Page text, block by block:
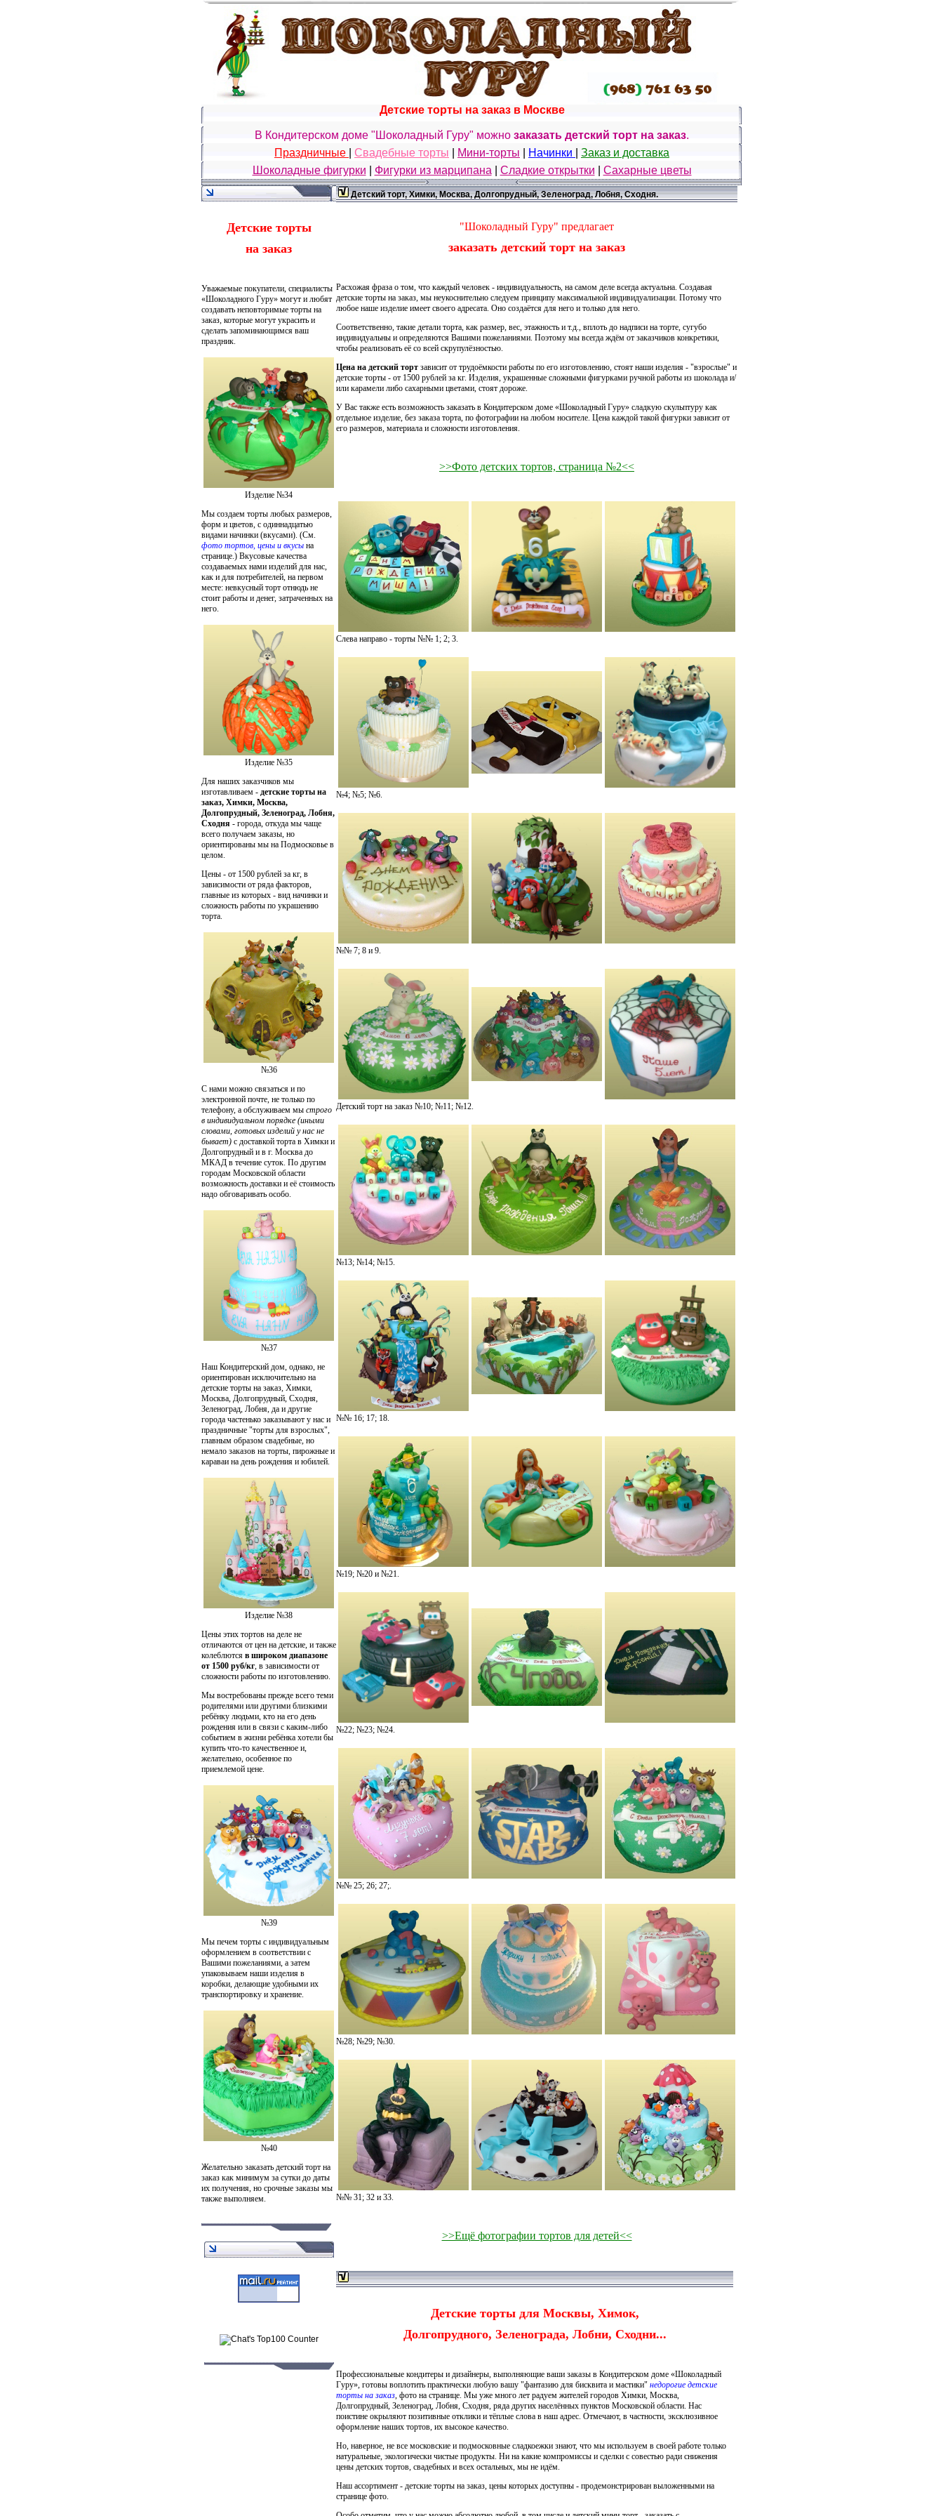
Детские торты на заказ в Москве
В Кондитерском доме "Шоколадный Гуру" можно заказать детский торт на заказ.
Праздничные
Свадебные торты Мини-торты Начинки
Заказ и доставка
Шоколадные фигурки
Фигурки из марципана Сладкие открытки Сахарные цветы
Детские торты
на заказ
Уважаемые покупатели, специалисты
«Шоколадного Гуру» могут и любят
создавать неповторимые торты на
заказ, которые могут украсить и
сделать запоминающимся ваш
праздник.
Изделие №34
Мы создаем торты любых размеров,
форм и цветов, с одиннадцатью
видами начинки (вкусами). (См.
фото тортов, цены и вкусы на
странице.) Вкусовые качества
создаваемых нами изделий для нас,
как и для потребителей, на первом
месте: невкусный торт отнюдь не
стоит работы и денег, затраченных на
него.
Изделие №35
Для наших заказчиков мы
изготавливаем - детские торты на
заказ, Химки, Москва,
Долгопрудный, Зеленоград, Лобня,
Сходня - города, откуда мы чаще
всего получаем заказы, но
ориентированы мы на Подмосковье в
целом.
Цены - от 1500 рублей за кг, в
зависимости от ряда факторов,
главные из которых - вид начинки и
сложность работы по украшению
торта.
№36
С нами можно связаться и по
электронной почте, не только по
телефону, а обслуживаем мы строго
в индивидуальном порядке (иными
словами, готовых изделий у нас не
бывает) с доставкой торта в Химки и
Долгопрудный и в г. Москва до
МКАД в течение суток. По другим
городам Московской области
возможность доставки и её стоимость
надо обговаривать особо.
№37
Наш Кондитерский дом, однако, не
ориентирован исключительно на
детские торты на заказ, Химки,
Москва, Долгопрудный, Сходня,
Зеленоград, Лобня, да и другие
города частенько заказывают у нас и
праздничные "торты для взрослых",
главным образом свадебные, но
немало заказов на торты, пирожные и
караваи на день рождения и юбилей.
Изделие №38
Цены этих тортов на деле не
отличаются от цен на детские, и также
колеблются в широком диапазоне
от 1500 руб/кг, в зависимости от
сложности работы по изготовлению.
Мы востребованы прежде всего теми
родителями или другими близкими
ребёнку людьми, кто на его день
рождения или в связи с каким-либо
событием в жизни ребёнка хотели бы
купить что-то качественное и,
желательно, особенное по
приемлемой цене.
№39
Мы печем торты с индивидуальным
оформлением в соответствии с
Вашими пожеланиями, а затем
упаковываем наши изделия в
коробки, делающие удобными их
транспортировку и хранение.
№40
Желательно заказать детский торт на
заказ как минимум за сутки до даты
их получения, но срочные заказы мы
также выполняем.
Детский торт, Химки, Москва, Долгопрудный, Зеленоград, Лобня, Сходня.
"Шоколадный Гуру" предлагает
заказать детский торт на заказ
Расхожая фраза о том, что каждый человек - индивидуальность, на самом деле всегда актуальна. Создавая
детские торты на заказ, мы неукоснительно следуем принципу максимальной индивидуализации. Потому что
любое наше изделие имеет своего адресата. Оно создаётся для него и только для него.
Соответственно, такие детали торта, как размер, вес, этажность и т.д., вплоть до надписи на торте, сугубо
индивидуальны и определяются Вашими пожеланиями. Поэтому мы всегда ждём от заказчиков конкретики,
чтобы реализовать её со всей скрупулёзностью.
Цена на детский торт зависит от трудоёмкости работы по его изготовлению, стоят наши изделия - "взрослые" и
детские торты - от 1500 рублей за кг. Изделия, украшенные сложными фигурками ручной работы из шоколада и/
или карамели либо сахарными цветами, стоят дороже.
У Вас также есть возможность заказать в Кондитерском доме «Шоколадный Гуру» сладкую скульптуру как
отдельное изделие, без заказа торта, по фотографии на любом носителе. Цена каждой такой фигурки зависит от
его размеров, материала и сложности изготовления.
>>Фото детских тортов, страница №2<<
Слева направо - торты №№ 1; 2; 3.
№4; №5; №6.
№№ 7; 8 и 9.
Детский торт на заказ №10; №11; №12.
№13; №14; №15.
№№ 16; 17; 18.
№19; №20 и №21.
№22; №23; №24.
№№ 25; 26; 27;.
№28; №29; №30.
№№ 31; 32 и 33.
>>Ещё фотографии тортов для детей<<
Детские торты для Москвы, Химок,
Долгопрудного, Зеленограда, Лобни, Сходни...
Профессиональные кондитеры и дизайнеры, выполняющие ваши заказы в Кондитерском доме «Шоколадный
Гуру», готовы воплотить практически любую вашу "фантазию для бисквита и мастики" недорогие детские
торты на заказ, фото на странице. Мы уже много лет радуем жителей городов Химки, Москва,
Долгопрудный, Зеленоград, Лобня, Сходня, ряда других населённых пунктов Московской области. Нас
поистине окрыляют позитивные отклики и тёплые слова в наш адрес. Отмечают, в частности, эксклюзивное
оформление наших тортов, их высокое качество.
Но, наверное, не все московские и подмосковные сладкоежки знают, что мы используем в своей работе только
натуральные, экологически чистые продукты. Ни на какие компромиссы и сделки с совестью ради снижения
цены детских тортов, свадебных и всех остальных, мы не идём.
Наш ассортимент - детские торты на заказ, цены которых доступны - продемонстрирован выложенными на
странице фото.